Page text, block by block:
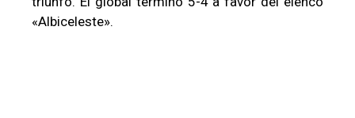
«Albiceleste».